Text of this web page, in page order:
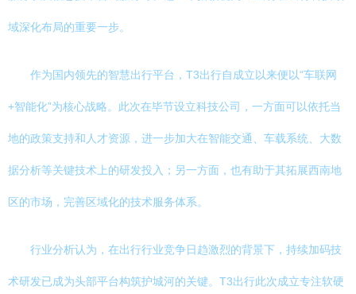
域深化布局的重要一步。
作为国内领先的智慧出行平台，T3出行自成立以来便以“车联网
+智能化”为核心战略。此次在毕节设立科技公司，一方面可以依托当
地的政策支持和人才资源，进一步加大在智能交通、车载系统、大数
据分析等关键技术上的研发投入；另一方面，也有助于其拓展西南地
区的市场，完善区域化的技术服务体系。
行业分析认为，在出行行业竞争日趋激烈的背景下，持续加码技
术研发已成为头部平台构筑护城河的关键。T3出行此次成立专注软硬